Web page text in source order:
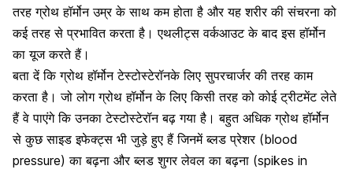
तरह ग्रोथ हॉर्मोन उम्र के साथ कम होता है और यह शरीर की संचरना को
कई तरह से प्रभावित करता है। एथलीट्स वर्कआउट के बाद इस हॉर्मोन
का यूज करते हैं।
बता दें कि ग्रोथ हॉर्मोन टेस्टोस्टेरॉनके लिए सुपरचार्जर की तरह काम
करता है। जो लोग ग्रोथ हॉर्मोन के लिए किसी तरह को कोई ट्रीटमेंट लेते
हैं वे पाएंगे कि उनका टेस्टोस्टेरॉन बढ़ गया है। बहुत अधिक ग्रोथ हॉर्मोन
से कुछ साइड इफेक्ट्स भी जुड़े हुए हैं जिनमेंब्लड प्रेशर(blood
pressure) का बढ़ना औरब्लड शुगर लेवल का बढ़ना (spikes in